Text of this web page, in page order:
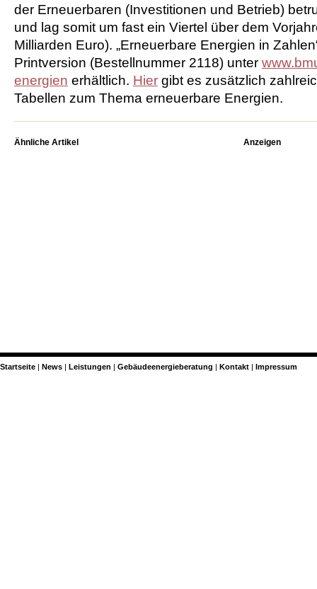
der Erneuerbaren (Investitionen und Betrieb)
und lag somit um fast ein Viertel über dem
Milliarden Euro). „Erneuerbare Energien in
Printversion (Bestellnummer 2118) unter
energien erhältlich. Hier gibt es zusätzlich
Tabellen zum Thema erneuerbare Energien.
Ähnliche Artikel Anzeigen
Startseite News Leistungen Gebäudeenergieberatung Kontakt Impressum